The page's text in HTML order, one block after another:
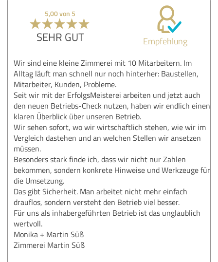
5,00 von 5
SEHR GUT Empfehlung
Wir sind eine kleine Zimmerei mit 10 Mitarbeitern. Im
Alltag läuft man schnell nur noch hinterher: Baustellen,
Mitarbeiter, Kunden, Probleme.
Seit wir mit der ErfolgsMeisterei arbeiten und jetzt auch
den neuen Betriebs-Check nutzen, haben wir endlich einen
klaren Überblick über unseren Betrieb.
Wir sehen sofort, wo wir wirtschaftlich stehen, wie wir im
Vergleich dastehen und an welchen Stellen wir ansetzen
müssen.
Besonders stark finde ich, dass wir nicht nur Zahlen
bekommen, sondern konkrete Hinweise und Werkzeuge für
die Umsetzung.
Das gibt Sicherheit. Man arbeitet nicht mehr einfach
drauflos, sondern versteht den Betrieb viel besser.
Für uns als inhabergeführten Betrieb ist das unglaublich
wertvoll.
Monika + Martin Süß
Zimmerei Martin Süß